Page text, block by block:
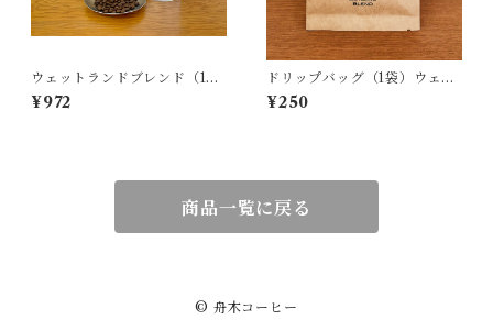
ウェットランドブレンド（100
g）
¥972
ドリップバッグ（1袋）ウェッ
トランドブレンド
¥250
商品一覧に戻る
© 舟木コーヒー